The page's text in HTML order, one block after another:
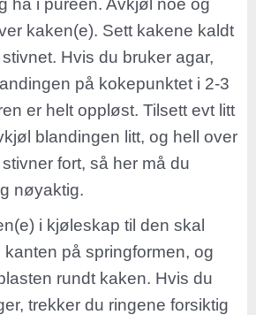
ha i pureen. Avkjøl noe og
kaken(e). Sett kakene kaldt
Hvis du bruker agar,
på kokepunktet i 2-3
er helt oppløst. Tilsett evt litt
blandingen litt, og hell over
fort, så her må du
nøyaktig.
i kjøleskap til den skal
på springformen, og
rundt kaken. Hvis du
trekker du ringene forsiktig